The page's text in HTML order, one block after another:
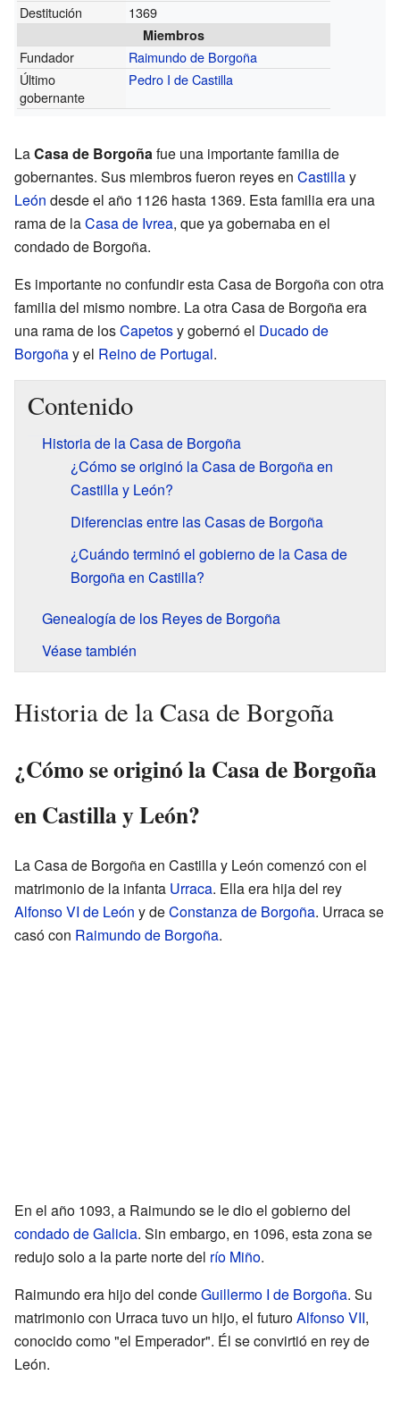
Destitución
1369
Miembros
Fundador
Raimundo de Borgoña
Último
gobernante
Pedro I de Castilla
LaCasa de Borgoñafue una importante familia de
gobernantes. Sus miembros fueron reyes en Castillay
León desde el año 1126 hasta 1369. Esta familia era una
rama de laCasa de Ivrea, que ya gobernaba en el
condado de Borgoña.
Es importante no confundir esta Casa de Borgoña con otra
familia del mismo nombre. La otra Casa de Borgoña era
una rama de losCapetosy gobernó el Ducado de
Borgoñay el Reino de Portugal.
Contenido
Historia de la Casa de Borgoña
¿Cómo se originó la Casa de Borgoña en
Castilla y León?
Diferencias entre las Casas de Borgoña
¿Cuándo terminó el gobierno de la Casa de
Borgoña en Castilla?
Genealogía de los Reyes de Borgoña
Véase también
Historia de la Casa de Borgoña
¿Cómo se originó la Casa de Borgoña
en Castilla y León?
La Casa de Borgoña en Castilla y León comenzó con el
matrimonio de la infanta Urraca. Ella era hija del rey
Alfonso VI de León y deConstanza de Borgoña. Urraca se
casó con Raimundo de Borgoña.
En el año 1093, a Raimundo se le dio el gobierno del
condado de Galicia. Sin embargo, en 1096, esta zona se
redujo solo a la parte norte del río Miño.
Raimundo era hijo del condeGuillermo I de Borgoña. Su
matrimonio con Urraca tuvo un hijo, el futuroAlfonso VII,
conocido como "el Emperador". Él se convirtió en rey de
León.